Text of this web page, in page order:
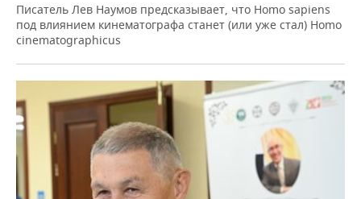
Писатель Лев Наумов предсказывает, что Homo sapiens
под влиянием кинематографа станет (или уже стал) Homo
cinematographicus